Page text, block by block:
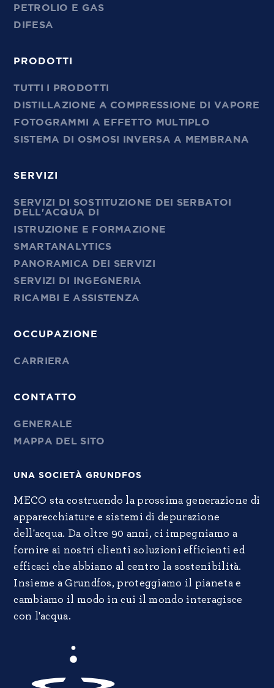
PETROLIO E GAS
DIFESA
PRODOTTI
TUTTI I PRODOTTI
DISTILLAZIONE A COMPRESSIONE DI VAPORE
FOTOGRAMMI A EFFETTO MULTIPLO
SISTEMA DI OSMOSI INVERSA A MEMBRANA
SERVIZI
SERVIZI DI SOSTITUZIONE DEI SERBATOI
DELL'ACQUA DI
ISTRUZIONE E FORMAZIONE
SMARTANALYTICS
PANORAMICA DEI SERVIZI
SERVIZI DI INGEGNERIA
RICAMBI E ASSISTENZA
OCCUPAZIONE
CARRIERA
CONTATTO
GENERALE
MAPPA DEL SITO
UNA SOCIETÀ GRUNDFOS
MECO sta costruendo la prossima generazione di
apparecchiature e sistemi di depurazione
dell'acqua. Da oltre 90 anni, ci impegniamo a
fornire ai nostri clienti soluzioni efficienti ed
efficaci che abbiano al centro la sostenibilità.
Insieme a Grundfos, proteggiamo il pianeta e
cambiamo il modo in cui il mondo interagisce
con l'acqua.